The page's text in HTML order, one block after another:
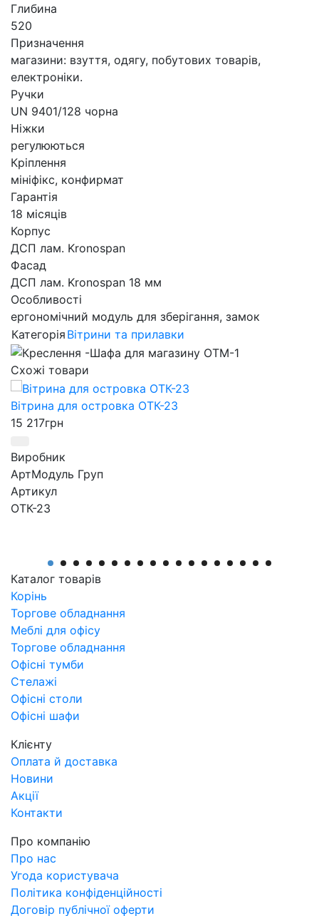
Глибина
520
Призначення
магазини: взуття, одягу, побутових товарів,
електроніки.
Ручки
UN 9401/128 чорна
Ніжки
регулюються
Кріплення
мініфікс, конфирмат
Гарантія
18 місяців
Корпус
ДСП лам. Kronospan
Фасад
ДСП лам. Kronospan 18 мм
Особливості
ергономічний модуль для зберігання, замок
Категорія Вітрини та прилавки
Схожі товари
Вітрина для островка ОТК-23
15 217грн
Виробник
АртМодуль Груп
Артикул
ОТК-23
Каталог товарів
Корінь
Торгове обладнання
Меблі для офісу
Торгове обладнання
Офісні тумби
Стелажі
Офісні столи
Офісні шафи
Клієнту
Оплата й доставка
Новини
Акції
Контакти
Про компанію
Про нас
Угода користувача
Політика конфіденційності
Договір публічної оферти